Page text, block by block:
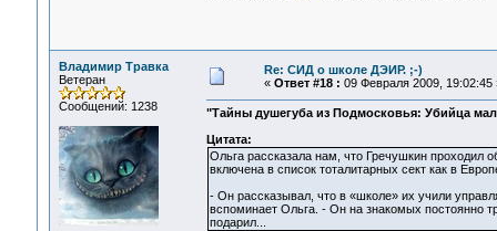
Владимир Травка
Ветеран
Сообщений: 1238
Re: СИД о школе ДЭИР. ;-)
« Ответ #18 : 09 Февраля 2009, 19:02:45
"Тайны душегуба из Подмосковья: Убийца
Цитата:
Ольга рассказала нам, что Гречушкин проходил
включена в список тоталитарных сект как в
- Он рассказывал, что в «школе» их учили
вспоминает Ольга. - Он на знакомых постоянно
подарил...